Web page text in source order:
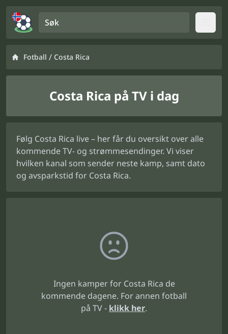
Fotball / Costa Rica
Costa Rica på TV i dag
Følg Costa Rica live – her får du oversikt over alle
kommende TV- og strømmesendinger. Vi viser
hvilken kanal som sender neste kamp, samt dato
og avsparkstid for Costa Rica.
Ingen kamper for Costa Rica de
kommende dagene. For annen fotball
på TV - klikk her.